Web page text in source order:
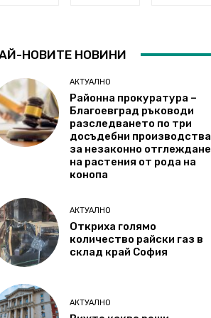
НОВИТЕ НОВИНИ
АКТУАЛНО
Районна прокуратура –
Благоевград ръководи
разследването по три
досъдебни производства
за незаконно отглеждане
на растения от рода на
конопа
АКТУАЛНО
Откриха голямо
количество райски газ в
склад край София
АКТУАЛНО